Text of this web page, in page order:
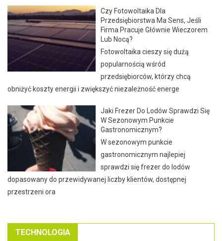
Czy Fotowoltaika Dla
Przedsiębiorstwa Ma Sens, Jeśli
Firma Pracuje Głównie Wieczorem
Lub Nocą?
Fotowoltaika cieszy się dużą
popularnością wśród
przedsiębiorców, którzy chcą
obniżyć koszty energii i zwiększyć niezależność energe
Jaki Frezer Do Lodów Sprawdzi Się
W Sezonowym Punkcie
Gastronomicznym?
W sezonowym punkcie
gastronomicznym najlepiej
sprawdzi się frezer do lodów
dopasowany do przewidywanej liczby klientów, dostępnej
przestrzeni ora
TECHNOLOGIA